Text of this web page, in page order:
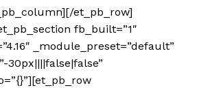
et_pb_row]
fb_built=”1″
_module_preset=”default”
30px||||false|false”